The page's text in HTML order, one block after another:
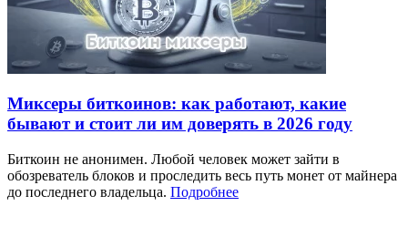
Миксеры биткоинов: как работают, какие
бывают и стоит ли им доверять в 2026 году
Биткоин не анонимен. Любой человек может зайти в
обозреватель блоков и проследить весь путь монет от майнера
до последнего владельца. Подробнее